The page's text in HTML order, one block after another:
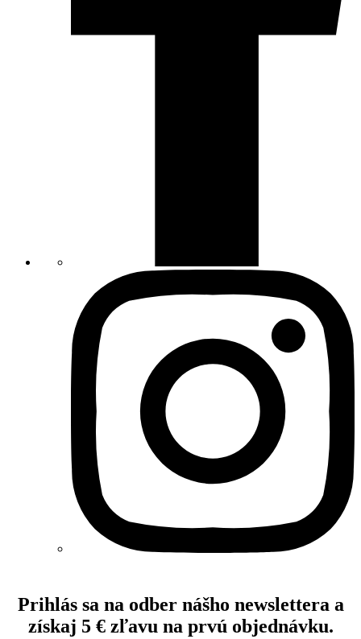
Prihlás sa na odber nášho newslettera a
získaj 5 € zľavu na prvú objednávku.